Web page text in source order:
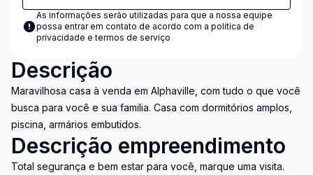
As informações serão utilizadas para que a nossa equipe
possa entrar em contato de acordo com a política de
privacidade e termos de serviço
Descrição
Maravilhosa casa à venda em Alphaville, com tudo o que você
busca para você e sua familia. Casa com dormitórios amplos,
piscina, armários embutidos.
Descrição empreendimento
Total segurança e bem estar para você, marque uma visita.